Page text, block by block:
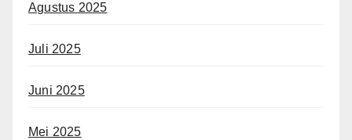
Agustus 2025
Juli 2025
Juni 2025
Mei 2025